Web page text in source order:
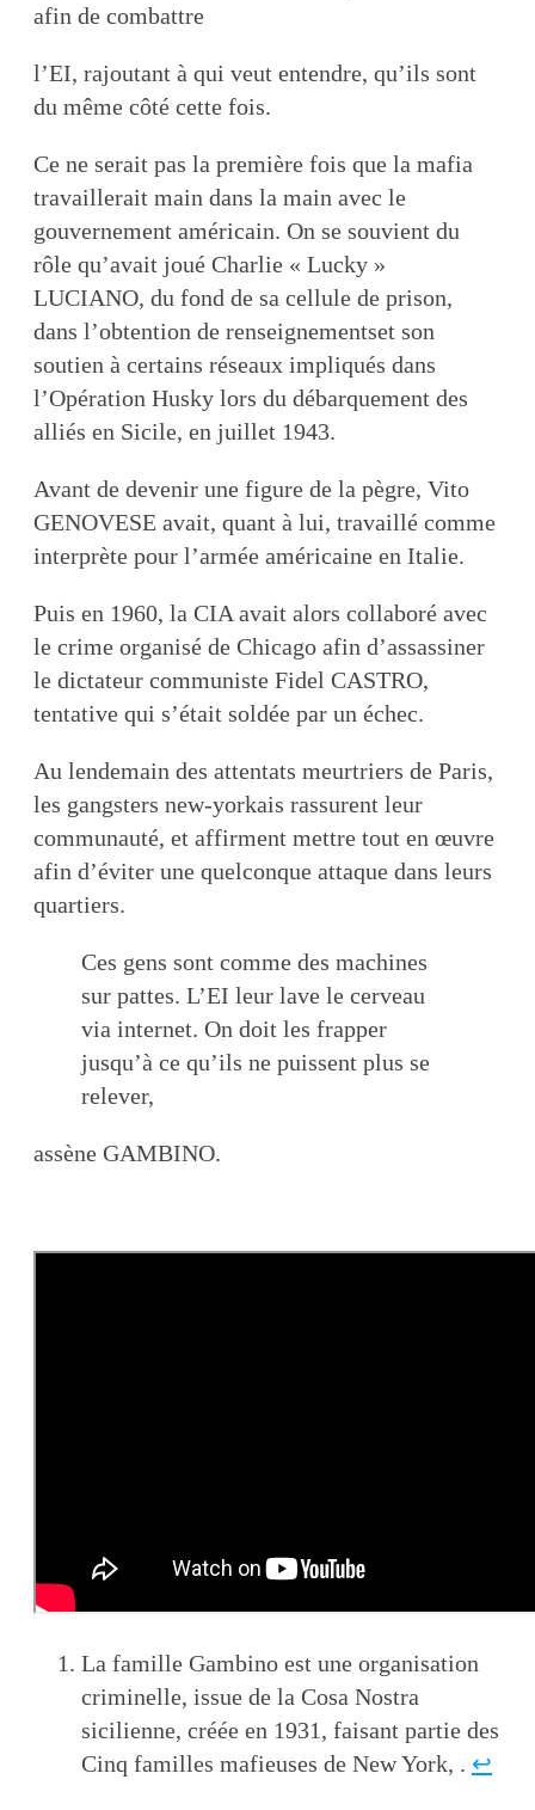
afin de combattre
l’EI, rajoutant à qui veut entendre, qu’ils sont
du même côté cette fois.
Ce ne serait pas la première fois que la mafia
travaillerait main dans la main avec le
gouvernement américain. On se souvient du
rôle qu’avait joué Charlie « Lucky »
LUCIANO, du fond de sa cellule de prison,
dans l’obtention de renseignementset son
soutien à certains réseaux impliqués dans
l’Opération Husky lors du débarquement des
alliés en Sicile, en juillet 1943.
Avant de devenir une figure de la pègre, Vito
GENOVESE avait, quant à lui, travaillé comme
interprète pour l’armée américaine en Italie.
Puis en 1960, la CIA avait alors collaboré avec
le crime organisé de Chicago afin d’assassiner
le dictateur communiste Fidel CASTRO,
tentative qui s’était soldée par un échec.
Au lendemain des attentats meurtriers de Paris,
les gangsters new-yorkais rassurent leur
communauté, et affirment mettre tout en œuvre
afin d’éviter une quelconque attaque dans leurs
quartiers.
Ces gens sont comme des machines
sur pattes. L’EI leur lave le cerveau
via internet. On doit les frapper
jusqu’à ce qu’ils ne puissent plus se
relever,
assène GAMBINO.
La famille Gambino est une organisation
criminelle, issue de la Cosa Nostra
sicilienne, créée en 1931, faisant partie des
Cinq familles mafieuses de New York, . ↩